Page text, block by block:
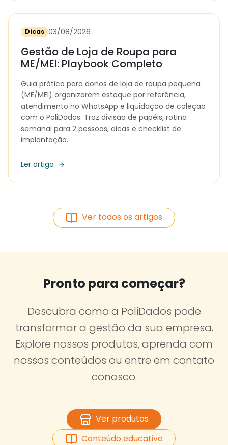
Dicas 03/08/2026
Gestão de Loja de Roupa para
ME/MEI: Playbook Completo
Guia prático para donos de loja de roupa pequena
(ME/MEI) organizarem estoque por referência,
atendimento no WhatsApp e liquidação de coleção
com o PoliDados. Traz divisão de papéis, rotina
semanal para 2 pessoas, dicas e checklist de
implantação.
Ler artigo
Ver todos os artigos
Pronto para começar?
Descubra como a PoliDados pode
transformar a gestão da sua empresa.
Explore nossos produtos, aprenda com
nossos conteúdos ou entre em contato
conosco.
Ver produtos
Conteúdo educativo